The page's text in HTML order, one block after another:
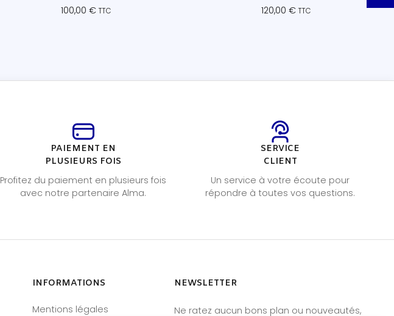
100,00 € TTC 120,00 € TTC
PAIEMENT EN
PLUSIEURS FOIS
Profitez du paiement en plusieurs fois
avec notre partenaire Alma.
SERVICE
CLIENT
Un service à votre écoute pour
répondre à toutes vos questions.
INFORMATIONS
Mentions légales
NEWSLETTER
Ne ratez aucun bons plan ou nouveautés,